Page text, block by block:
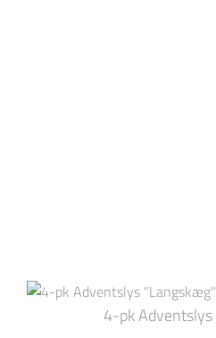
4-pk Adventslys